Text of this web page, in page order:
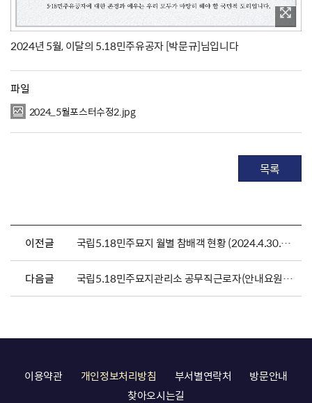
2024년 5월, 이달의 5.18민주유공자 [박문규]님입니다
파일
2024_5월포스터수정2.jpg
목록
이전글 국립5.18민주묘지 월별 참배객 현황 (2024.4.30.기준)
다음글 국립5.18민주묘지관리소 공무직근로자(안내요원) 채용 공고
이용약관 개인정보처리방침 부서별연락처
방문안내
찾아오시는길